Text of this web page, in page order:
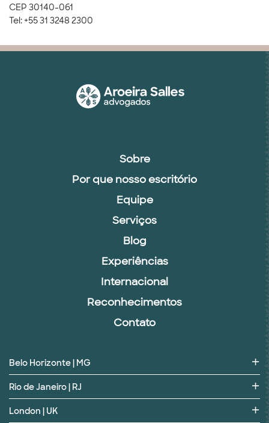
CEP 30140-061
Tel: +55 31 3248 2300
Sobre
Por que nosso escritório
Equipe
Serviços
Blog
Experiências
Internacional
Reconhecimentos
Contato
Belo Horizonte | MG
Rio de Janeiro | RJ
London | UK